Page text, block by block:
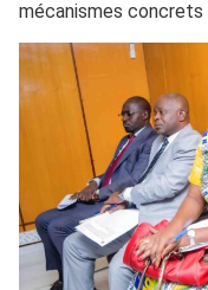
mécanismes concrets